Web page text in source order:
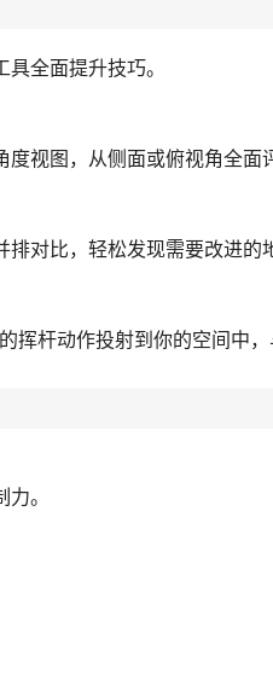
全面提升技巧。
视图，从侧面或俯视角全面
对比，轻松发现需要改进的
杆动作投射到你的空间中，
。